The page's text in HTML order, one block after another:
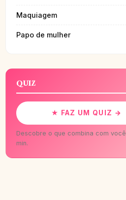
Maquiagem
Papo de mulher
QUIZ
★ FAZ UM QUIZ →
Descobre o que combina com
min.